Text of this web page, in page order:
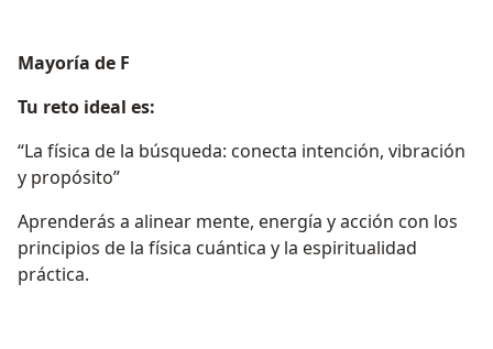
Mayoría de F
Tu reto ideal es:
“La física de la búsqueda: conecta intención, vibración
y propósito”
Aprenderás a alinear mente, energía y acción con los
principios de la física cuántica y la espiritualidad
práctica.